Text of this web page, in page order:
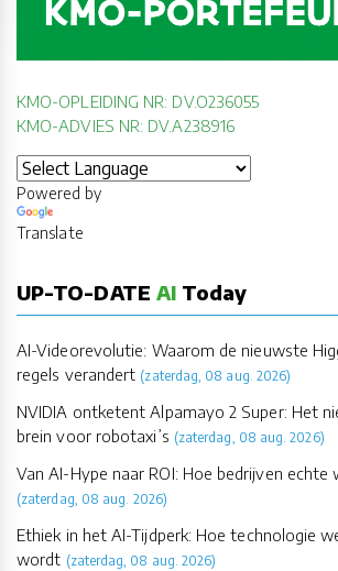
KMO-OPLEIDING NR: DV.O236055
KMO-ADVIES NR: DV.A238916
Powered by
Translate
UP-TO-DATE AI Today
AI-Videorevolutie: Waarom de nieuwste
regels verandert (zaterdag, 08 aug. 2026)
NVIDIA ontketent Alpamayo 2 Super: Het
brein voor robotaxi’s (zaterdag, 08 aug. 2026)
Van AI-Hype naar ROI: Hoe bedrijven echte
(zaterdag, 08 aug. 2026)
Ethiek in het AI-Tijdperk: Hoe technologie
wordt (zaterdag, 08 aug. 2026)